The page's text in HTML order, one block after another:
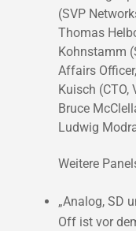
(SVP
Thomas
Kohnstamm
Affairs
Kuisch
Bruce
Ludwig
Weitere
„Analog, SD
Off ist vor